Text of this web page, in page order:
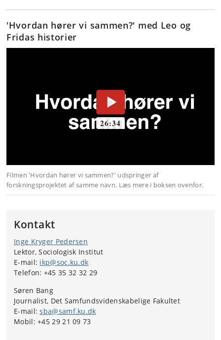
'Hvordan hører vi sammen?' med Leo og
Fridas historier
Kontakt
Inge Kryger Pedersen
Lektor, Sociologisk Institut
E-mail: ikp@soc.ku.dk
Telefon: +45 35 32 32 29
Søren Bang
Journalist, Det Samfundsvidenskabelige Fakultet
E-mail:sba@samf.ku.dk
Mobil: +45 29 21 09 73